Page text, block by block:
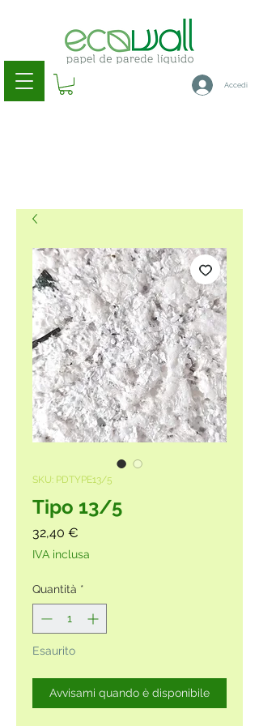
Accedi
SKU: PDTYPE13/5
Tipo 13/5
32,40 €
IVA inclusa
Quantità *
Esaurito
Avvisami quando è disponibile